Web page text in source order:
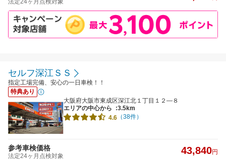
セルフ深江ＳＳ
指定工場完備、安心の一日車検！！
特典あり
大阪府大阪市東成区深江北１丁目１２―８
エリアの中心から
:3.5km
4.6 （38件）
参考車検価格
法定24ヶ月点検対象 43,840円